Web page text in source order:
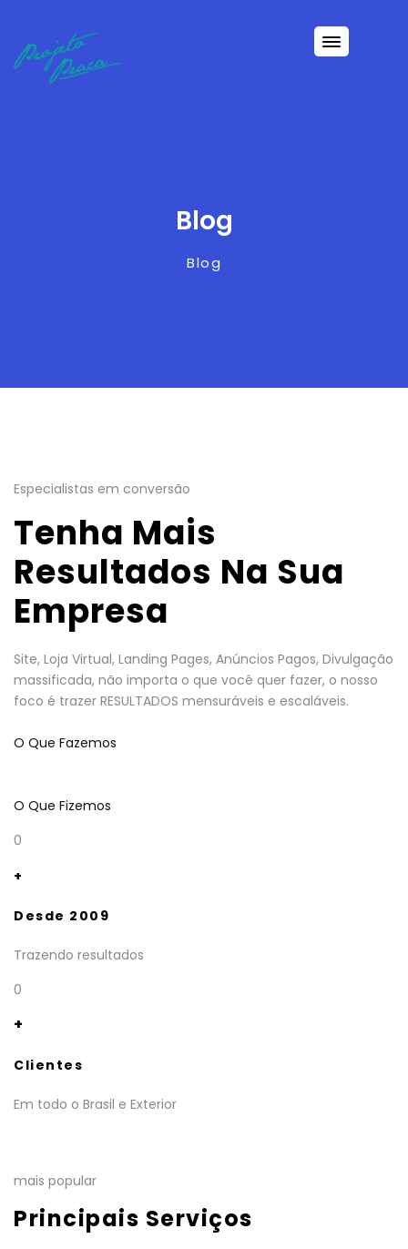
Blog
Blog
Especialistas em conversão
Tenha Mais
Resultados Na Sua
Empresa
Site, Loja Virtual, Landing Pages, Anúncios Pagos, Divulgação
massificada, não importa o que você quer fazer, o nosso
foco é trazer RESULTADOS mensuráveis e escaláveis.
O Que Fazemos
O Que Fizemos
0
+
Desde 2009
Trazendo resultados
0
+
Clientes
Em todo o Brasil e Exterior
mais popular
Principais Serviços